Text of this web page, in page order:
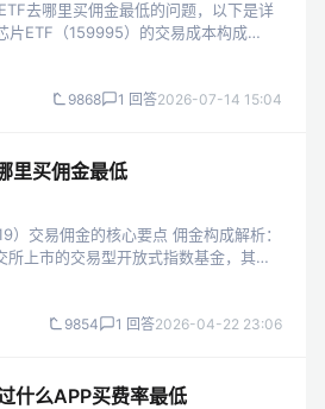
去哪里买佣金最低的问题，以下是详
片ETF（159995）的交易成本构成
场内交易型开放式基金，其交易成本主
9868 1 回答2026-07-14 15:04
里买佣金最低
）交易佣金的核心要点 佣金构成解析：
上市的交易型开放式指数基金，其交
是券商收取的佣金（可协商调整），二
9854 1 回答2026-04-22 23:06
什么APP买费率最低